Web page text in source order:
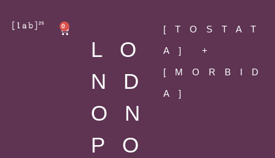
0
LO
ND
ON
PO
[TOSTAT
A] +
[MORBID
A]